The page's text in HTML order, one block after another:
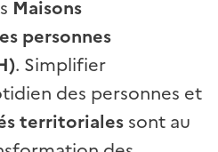
Maisons
personnes
. Simplifier
des personnes et
territoriales sont au